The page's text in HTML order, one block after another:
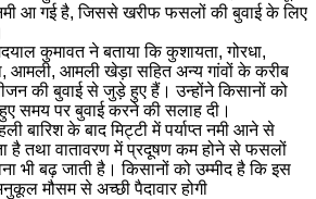
नमी आ गई है, जिससे खरीफ फसलों की बुवाई के लिए
कुमावत ने बताया कि कुशायता, गोरधा,
आमली, आमली खेड़ा सहित अन्य गांवों के करीब
की बुवाई से जुड़े हुए हैं। उन्होंने किसानों को
समय पर बुवाई करने की सलाह दी।
बारिश के बाद मिट्टी में पर्याप्त नमी आने से
है तथा वातावरण में प्रदूषण कम होने से फसलों
भी बढ़ जाती है। किसानों को उम्मीद है कि इस
मौसम से अच्छी पैदावार होगी